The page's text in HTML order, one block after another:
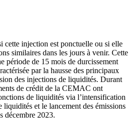
cette injection est ponctuelle ou si elle
similaires dans les jours à venir. Cette
période de 15 mois de durcissement
par la hausse des principaux
des injections de liquidités. Durant
de crédit de la CEMAC ont
de liquidités via l’intensification
liquidités et le lancement des émissions
décembre 2023.